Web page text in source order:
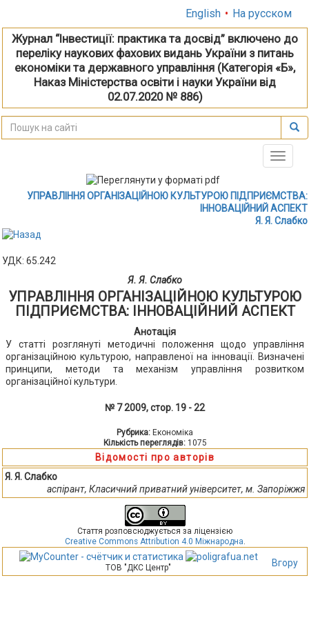
English • На русском
Журнал “Інвестиції: практика та досвід” включено до
переліку наукових фахових видань України з питань
економіки та державного управління (Категорія «Б»,
Наказ Міністерства освіти і науки України від
02.07.2020 № 886)
Toggle
УПРАВЛІННЯ ОРГАНІЗАЦІЙНОЮ КУЛЬТУРОЮ ПІДПРИЄМСТВА:
ІННОВАЦІЙНИЙ АСПЕКТ
Я. Я. Слабко
УДК: 65.242
Я. Я. Слабко
УПРАВЛІННЯ ОРГАНІЗАЦІЙНОЮ КУЛЬТУРОЮ
ПІДПРИЄМСТВА: ІННОВАЦІЙНИЙ АСПЕКТ
Анотація
У статті розглянуті методичні положення щодо управління
організаційною культурою, направленої на інновації. Визначені
принципи, методи та механізм управління розвитком
організаційної культури.
№ 7 2009, стор. 19 - 22
Рубрика: Економіка
Кількість переглядів: 1075
Відомості про авторів
Я. Я. Слабко
аспірант, Класичний приватний університет, м. Запоріжжя
Стаття розповсюджується за ліцензією
Creative Commons Attribution 4.0 Міжнародна
Вгору
ТОВ "ДКС Центр"